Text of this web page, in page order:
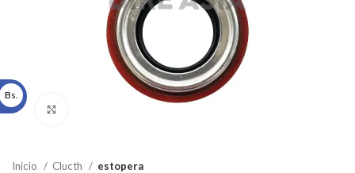
Inicio Clucth estopera
Bs.